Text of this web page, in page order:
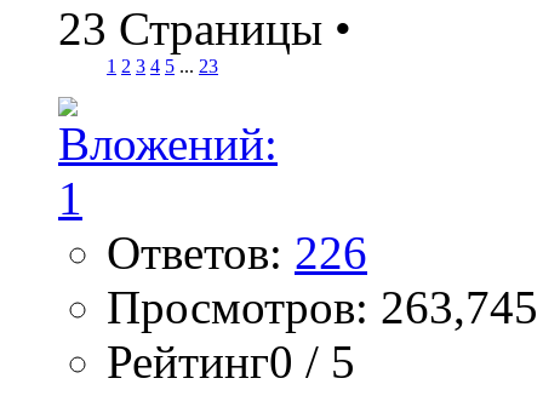
23 Страницы •
1 2 3 4 5 ... 23
Ответов: 226
Просмотров: 263,745
Рейтинг0 / 5